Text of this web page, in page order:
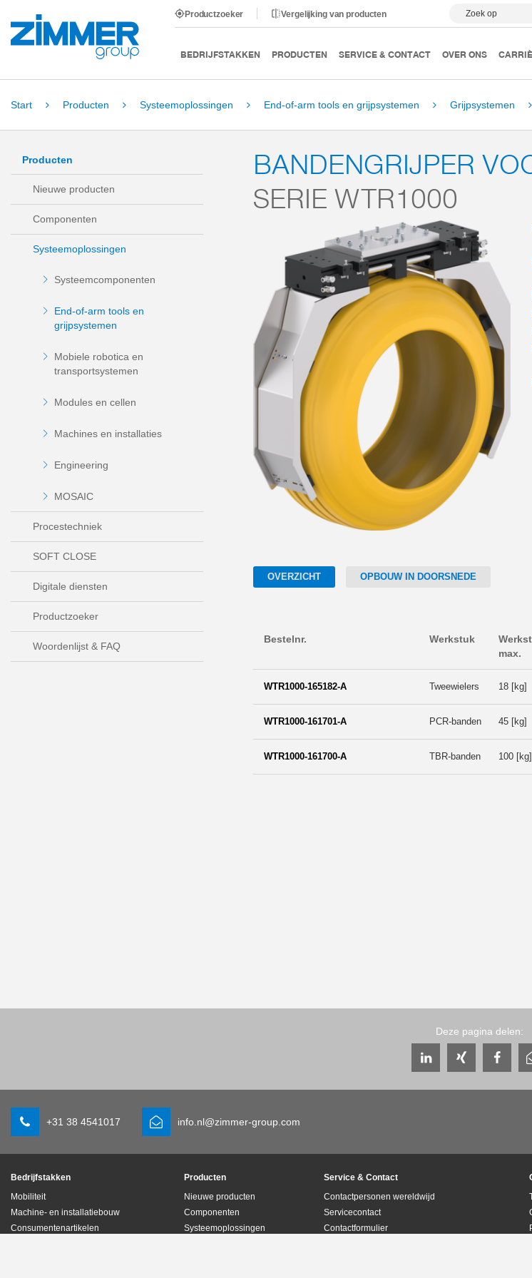
Productzoeker Vergelijking van producten Zoek op
BEDRIJFSTAKKEN PRODUCTEN SERVICE & CONTACT OVER ONS
Start Producten Systeemoplossingen End-of-arm tools en grijpsystemen Grijpsystemen
Producten
Nieuwe producten
Componenten
Systeemoplossingen
Systeemcomponenten
End-of-arm tools en
grijpsystemen
Mobiele robotica en
transportsystemen
Modules en cellen
Machines en installaties
Engineering
MOSAIC
Procestechniek
SOFT CLOSE
Digitale diensten
Productzoeker
Woordenlijst & FAQ
BANDENGRIJPER
SERIE WTR1000
OVERZICHT OPBOUW IN DOORSNEDE
Bestelnr. Werkstuk
max.
WTR1000-165182-A Tweewielers 18 [kg]
WTR1000-161701-A PCR-banden 45 [kg]
WTR1000-161700-A TBR-banden 100 [kg]
Deze pagina delen:
+31 38 4541017 info.nl@zimmer-group.com
Bedrijfstakken
Mobiliteit
Machine- en installatiebouw
Consumentenartikelen
Producten
Nieuwe producten
Componenten
Systeemoplossingen
Service & Contact
Contactpersonen wereldwijd
Servicecontact
Contactformulier